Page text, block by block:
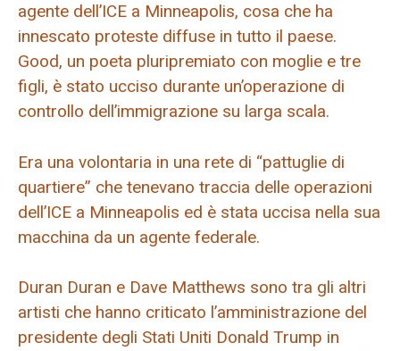
agente dell’ICE a Minneapolis, cosa che ha
innescato proteste diffuse in tutto il paese.
Good, un poeta pluripremiato con moglie e tre
figli, è stato ucciso durante un’operazione di
controllo dell’immigrazione su larga scala.
Era una volontaria in una rete di “pattuglie di
quartiere” che tenevano traccia delle operazioni
dell’ICE a Minneapolis ed è stata uccisa nella sua
macchina da un agente federale.
Duran Duran e Dave Matthews sono tra gli altri
artisti che hanno criticato l’amministrazione del
presidente degli Stati Uniti Donald Trump in